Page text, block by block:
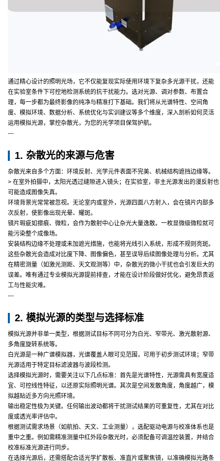
通过精心设计的照明光场，它不仅能复现实际使用环境下复杂多光源干扰，还能
在实验室条件下可控地检测系统的抗干扰能力。选对光源、调对参数、布置合
理，每一步都为最终影像的纯净与精准打下基础。我们将从光谱特性、空间角
度、模拟环境、数据分析、系统优化与实训建议等多个维度，深入剖析如何灵活
运用模拟光源，掌控杂散光，为您的光学项目保驾护航。
---
1. 杂散光的来源与危害
杂散光来自多个方面：环境反射、光学元件表面不完美、机械结构遮挡边缘等。
> 在室外拍摄中，太阳光透过缝隙进入镜头；在实验室，非主光源发出的漫反射也
可能造成图像失真。
环境背景光常常被忽视。无论室内或室外，光源四面八方射入，会在镜片内部多
次反射，使影像出现光晕、耀斑。
镜片瑕疵如擦痕、微粒，会作为散射中心让杂光大量逸散。一枚显微级微粒就可
能污染整个成像场。
安装结构边缘不处理或未加遮光措施，也能将光线引入系统，形成不规则亮斑。
这些杂散光会造成对比度下降、图像偏色，甚至误导后续图像处理与分析。尤其
在精密测量（如激光测距、天文观测等）中，杂散光的微小干扰也会引发巨大的
误差。唯有通过专业模拟光源提前排查，才能在设计阶段做好优化，避免昂贵返
工与性能灾难。
---
2. 模拟光源的类型与选择标准
模拟光源并非单一类型，根据测试目标不同可分为白光、窄带光、激光散射源、
多角度旋转系统等。
白光源是一种广谱模拟器，光谱覆盖人眼可见范围，可用于初步测试环境；窄带
光源适用于特定目标滤波器与波段检测。
选择模拟光源时，需要关注以下几点标准：首先是光谱特性，光源需具有宽度适
宜、可控线性特征，以还原实际照明光谱。其次是空间发散角度，角度越广，模
拟越贴近多方向光照环境。
输出稳定性极为关键。任何输出波动都将干扰测试结果的可重复性，尤其在对比
度或透光率评估中。
根据测试需求场景（如航拍、天文、工业测量），选配驱动电源与校准体系也是
重中之重。例如需精准测量中红外段杂散光时，必须配备可调温控装置，并结合
校准标准光源进行同步。
在选择光源后，还需搭配合适光学扩散板、准直片或聚焦镜，以准确模拟光路条